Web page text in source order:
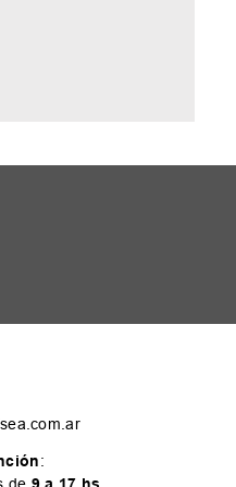
:
de 9 a 17 hs